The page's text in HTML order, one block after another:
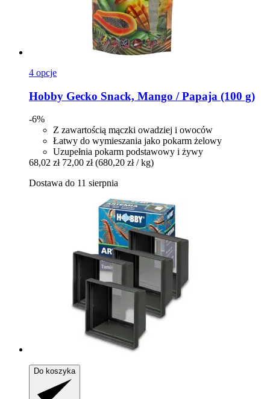
4 opcje
Hobby Gecko Snack, Mango / Papaja (100 g)
-6%
Z zawartością mączki owadziej i owoców
Łatwy do wymieszania jako pokarm żelowy
Uzupełnia pokarm podstawowy i żywy
68,02 zł 72,00 zł (680,20 zł / kg)
Dostawa do 11 sierpnia
Do koszyka